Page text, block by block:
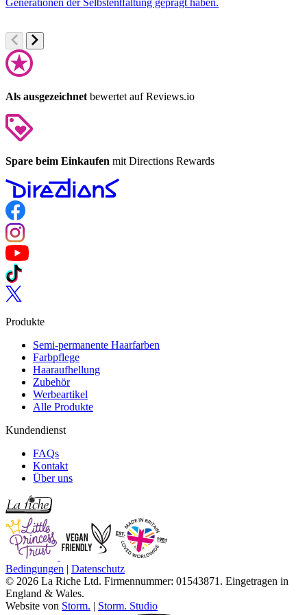
Als ausgezeichnet bewertet auf Reviews.io
Spare beim Einkaufen mit Directions Rewards
Follow us on Facebook
Follow us on Instagram
Follow us on YouTube
Follow us on TikTok
Follow us on Twitter
Produkte
Semi-permanente Haarfarben
Farbpflege
Haaraufhellung
Zubehör
Werbeartikel
Alle Produkte
Kundendienst
FAQs
Kontakt
Über uns
Bedingungen | Datenschutz
© 2026 La Riche Ltd. Firmennummer: 01543871. Eingetragen in
England & Wales.
Website von Storm. | Storm. Studio